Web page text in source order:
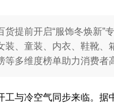
提前开启“服饰冬焕新
装、童装、内衣、鞋靴
多维度榜单助力消费者
工与冷空气同步来临。